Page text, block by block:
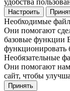
Настроить
Необходимые
Они помогают
базовые функции
функционировать
Необязательные
Они помогают нам
сайт, чтобы
Принять